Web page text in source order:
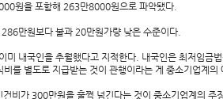
원을 포함해 263만8000원으로 파악됐다.
만원보다 불과 20만원가량 낮은 수준이다.
미 내국인을 추월했다고 지적한다. 내국인은 최저임금
를 별도로 지급받는 것이 관행이라는 게 중소기업계의
비가 300만원을 훌쩍 넘긴다는 것이 중소기업계의 주